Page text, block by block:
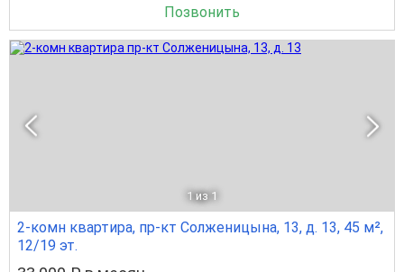
Позвонить
1 из 1
2-комн квартира, пр-кт Солженицына, 13, д. 13, 45 м²,
12/19 эт.